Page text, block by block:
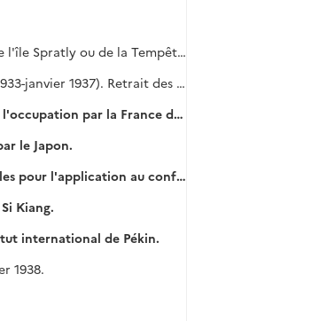
Reconnaissance officielle de l'île Spratly ou de la Tempête, prise de possession par la France d'îlots à l'ouest des Philippines (1932), réactions étrangères (1929-31 juillet 1933). Projet français de prise de possession de l'île de Bak-Long-Vi dans le golfe du Tonkin (18 juillet 1930-20 juin 1934).
Affaire Simon Kaspé (août 1933-janvier 1937). Retrait des canonnières françaises et anglaises du Yang Tsé (septembre 1939-mai 1940).
français face aux prétentions britanniques et Japonaises ; occupation par le Japon de l'îlot d'Itu-Aba (1938), prise de possession des îles Spratly par le Japon (1939).
le Japon.
du traité signé à Washington le 6 février 1922, dit des Neuf puissances.
Kiang.
international de Pékin.
1938.